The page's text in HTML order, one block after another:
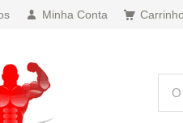
Minha Conta Carrinho